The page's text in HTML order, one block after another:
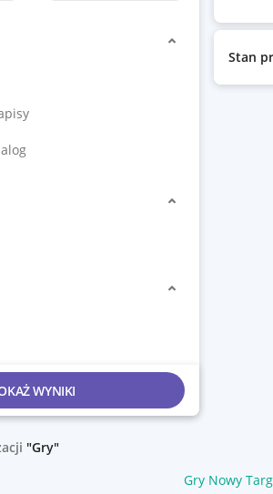
WYNIKI
Stan
"Gry"
Gry Nowy Targ